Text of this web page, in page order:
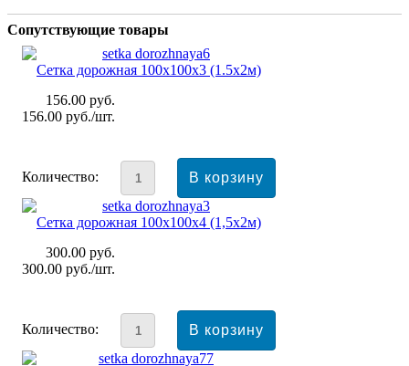
Сопутствующие товары
Сетка дорожная 100x100x3 (1.5x2м)
156.00 руб.
156.00 руб./шт.
Количество:
Сетка дорожная 100x100x4 (1,5х2м)
300.00 руб.
300.00 руб./шт.
Количество: